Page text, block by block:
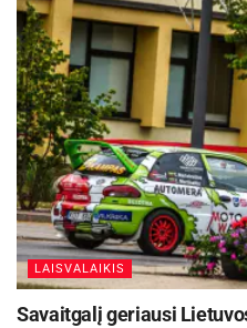
LAISVALAIKIS
Savaitgalį geriausi